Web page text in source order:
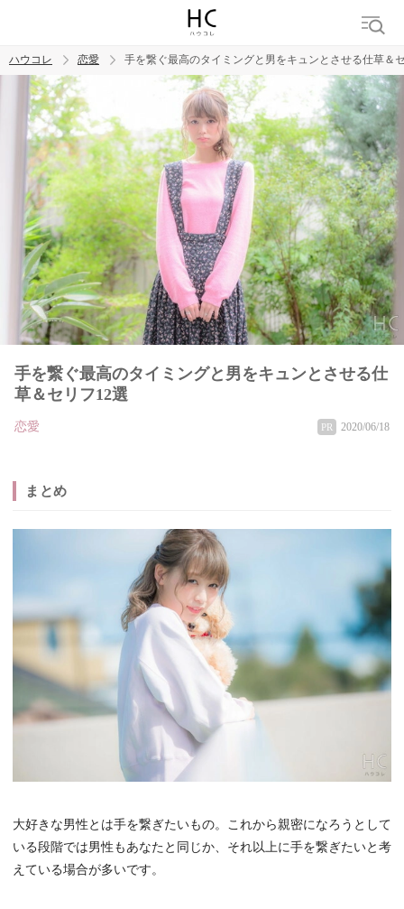
トレンド ワード
恋愛
ハウコレ 恋愛 手を繋ぐ最高のタイミングと男をキュンとさせる仕草＆
手を繋ぐ最高のタイミングと男をキュンとさせる仕
草＆セリフ12選
恋愛 PR 2020/06/18
まとめ
大好きな男性とは手を繋ぎたいもの。これから親密になろうとして
いる段階では男性もあなたと同じか、それ以上に手を繋ぎたいと考
えている場合が多いです。